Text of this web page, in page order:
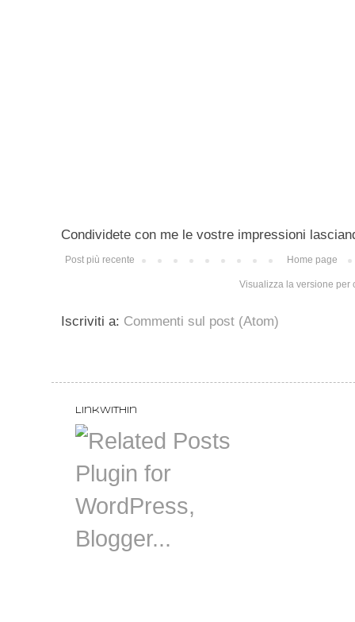
Condividete con me le vostre impressioni
Post più recente Home page
Visualizza la versione per
Iscriviti a: Commenti sul post (Atom)
LinkWithin